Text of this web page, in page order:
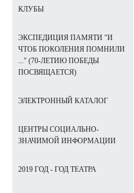
КЛУБЫ
ЭКСПЕДИЦИЯ ПАМЯТИ "И
ЧТОБ ПОКОЛЕНИЯ ПОМНИЛИ
..." (70-ЛЕТИЮ ПОБЕДЫ
ПОСВЯЩАЕТСЯ)
ЭЛЕКТРОННЫЙ КАТАЛОГ
ЦЕНТРЫ СОЦИАЛЬНО-
ЗНАЧИМОЙ ИНФОРМАЦИИ
2019 ГОД - ГОД ТЕАТРА